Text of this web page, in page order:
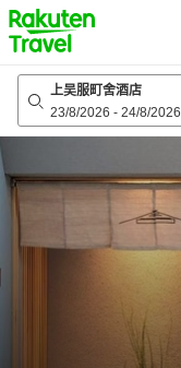
to
top
page
上吴服町舍酒店
23/8/2026 - 24/8/2026